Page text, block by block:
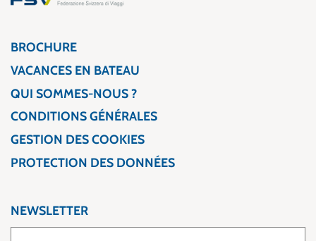
BROCHURE
VACANCES EN BATEAU
QUI SOMMES-NOUS ?
CONDITIONS GÉNÉRALES
GESTION DES COOKIES
PROTECTION DES DONNÉES
NEWSLETTER